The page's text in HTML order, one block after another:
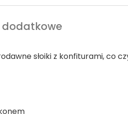
słoiki z konfiturami,